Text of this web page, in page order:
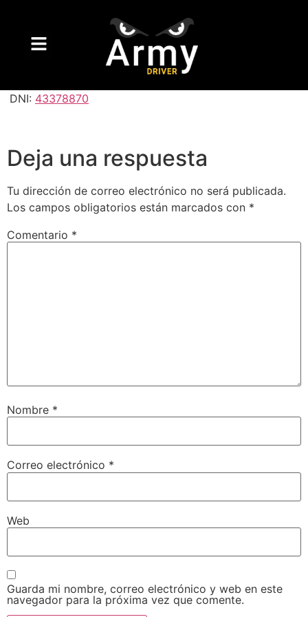
DNI: 43378870
Deja una respuesta
Tu dirección de correo electrónico no será publicada.
Los campos obligatorios están marcados con *
Comentario *
Nombre *
Correo electrónico *
Web
Guarda mi nombre, correo electrónico y web en este
navegador para la próxima vez que comente.